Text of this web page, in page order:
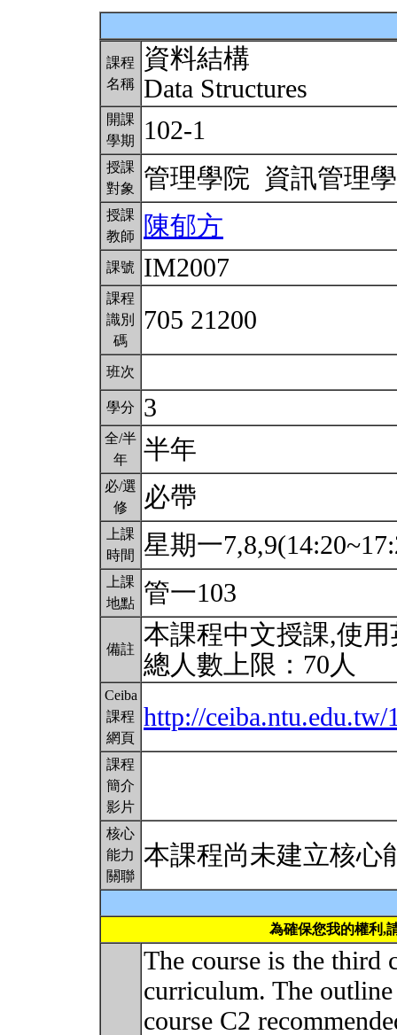
課程
名稱
資料結構
Data Structures
開課
學期
102-1
授課
對象
管理學院 資訊管理
授課
教師
陳郁方
課號 IM2007
課程
識別
碼
705 21200
班次
學分 3
全/半
年
半年
必/選
修
必帶
上課
時間
星期一
上課
地點
管一103
備註
本課程中文授課,使
總人數上限：70人
Ceiba
課程
網頁
http://ceiba.ntu.edu.tw/
課程
簡介
影片
核心
能力
關聯
本課程尚未建立核心
為確保您我的權利,
The course is the third
curriculum. The
course C2